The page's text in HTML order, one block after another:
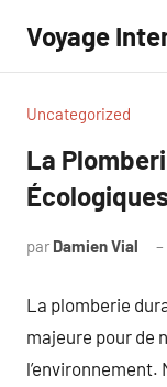
contenu
Voyage
Uncategorized
La
par Damien Vial
La plomberie
majeure pour de